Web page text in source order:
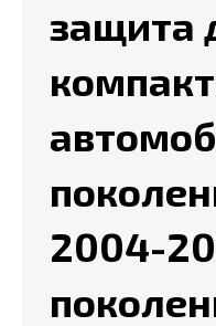
защита
2004-